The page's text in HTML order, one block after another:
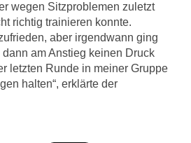
wegen Sitzproblemen zuletzt
richtig trainieren konnte.
aber irgendwann ging
am Anstieg keinen Druck
letzten Runde in meiner Gruppe
halten“, erklärte der